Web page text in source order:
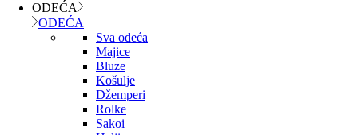
ODEĆA
ODEĆA
Sva odeća
Majice
Bluze
Košulje
Džemperi
Rolke
Sakoi